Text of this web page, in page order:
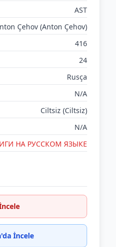
AST
Çehov (Anton Çehov)
416
24
Rusça
N/A
Ciltsiz (Ciltsiz)
N/A
НА РУССКОМ ЯЗЫКЕ
İncele